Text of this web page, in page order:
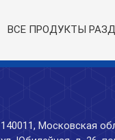
ВСЕ ПРОДУКТЫ
140011, Московская